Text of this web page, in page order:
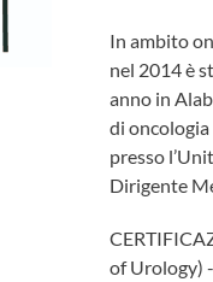
In ambito
nel 2014 è
anno in
di
presso
Dirigente
of Urology)